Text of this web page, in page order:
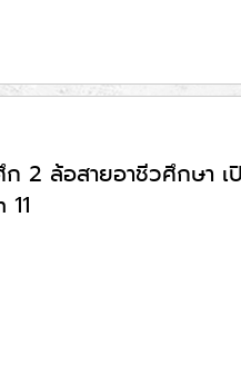
ก 2 ล้อสายอาชีวศึกษา